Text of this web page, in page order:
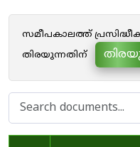
സമീപകാലത്ത്
തിരയുന്നതിന്